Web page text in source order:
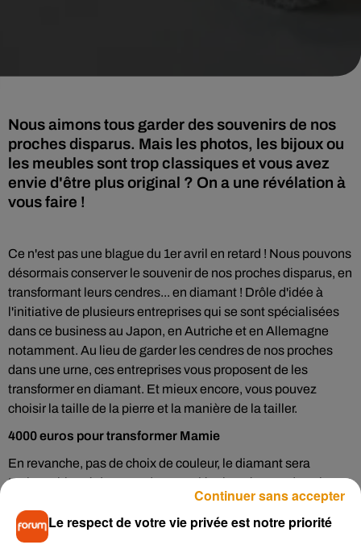
Nous aimons tous garder des souvenirs de nos
proches disparus. Mais les photos, les bijoux ou
les meubles sont trop classiques et vous avez
envie d'être plus original ? On a une révélation à
vous faire !
Ce n'est pas une blague du 1er avril en retard ! Nous pouvons
désormais conserver le souvenir de nos proches disparus, en
transformant leurs cendres... en diamant ! Drôle d'idée à
l'initiative de plusieurs entreprises qui se sont spécialisées
dans ce business au Japon, en Autriche et en Allemagne
notamment. Au lieu de garder les cendres de nos proches
dans une urne, ces entreprises vous proposent de les
transformer en diamant. Et mieux encore, vous pouvez
choisir la taille de la pierre et la manière de la tailler.
4000 euros pour transformer Mamie
En revanche, pas de choix de couleur, le diamant sera
toujours bleuté, à cause d'une molécule présente dans le
corps humain. Rassurez-vous, chaque pierre sera unique
puisque le taux de cette molécule dans le corps varie pour
chaque individu : plus elle est présente, plus le bleu sera
Le respect de votre vie privée est notre priorité
Continuer sans accepter